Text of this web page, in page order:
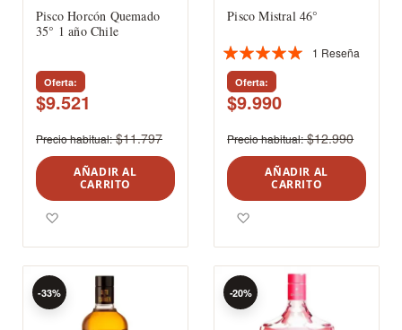
Pisco Horcón Quemado
35° 1 año Chile
Oferta
$9.521
Precio habitual $11.797
AÑADIR AL
CARRITO
Pisco Mistral 46°
Valoración:
100%
1 Reseña
Oferta
$9.990
Precio habitual $12.990
AÑADIR AL
CARRITO
-33% -20%